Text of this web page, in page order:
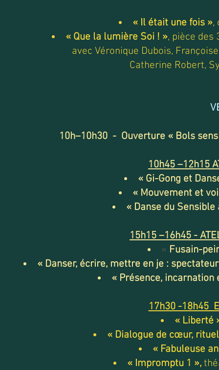
« Il était une fois »,
« Que la lumière Soi ! », pièce des
avec Véronique Dubois,
Catherine Robert,
10h–10h30 - Ouverture « Bols
10h45 –12h15
« Gi-Gong et
« Mouvement et
« Danse du
15h15 –16h45 -
« Fusain-
« Danser, écrire, mettre en je :
« Présence,
17h30 -18h45
« Liberté
« Dialogue de cœur,
« Fabuleuse
« Impromptu 1 »,